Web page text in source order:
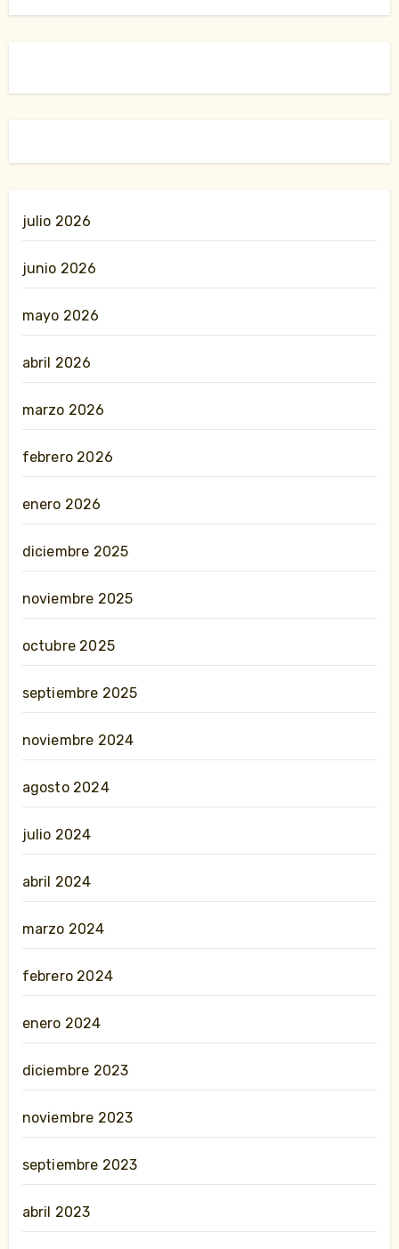
julio 2026
junio 2026
mayo 2026
abril 2026
marzo 2026
febrero 2026
enero 2026
diciembre 2025
noviembre 2025
octubre 2025
septiembre 2025
noviembre 2024
agosto 2024
julio 2024
abril 2024
marzo 2024
febrero 2024
enero 2024
diciembre 2023
noviembre 2023
septiembre 2023
abril 2023